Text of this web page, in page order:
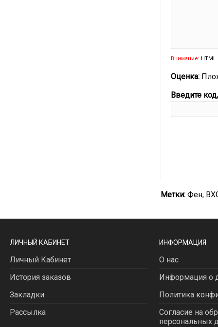
Внимание:
Оценка:
Введите
Метки: Фен,
ЛИЧНЫЙ КАБИНЕТ
Личный Кабинет
История заказов
Закладки
Рассылка
ИНФОРМАЦИЯ
О нас
Информация о
Политика
Согласие на
персональных